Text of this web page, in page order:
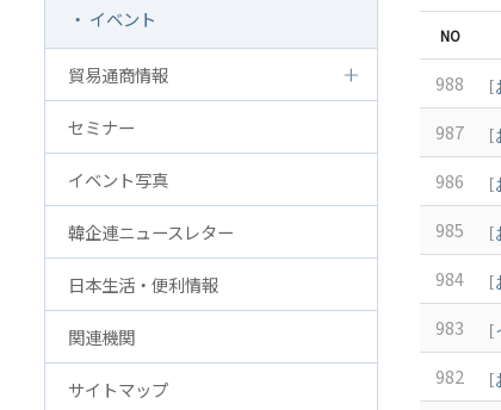
主要事業
定款
組織図
アクセス
韓国貿易協会 東京支部
ウェブアクセシビリティ方針
・ イベント
貿易通商情報
セミナー
イベント写真
韓企連ニュースレター
日本生活・便利情報
関連機関
サイトマップ
NO
988 [
987 [
986 [
985 [
984 [
983 [
982 [